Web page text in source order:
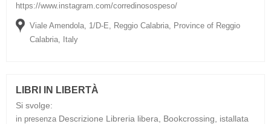
https://www.instagram.com/corredinosospeso/
Viale Amendola, 1/D-E, Reggio Calabria, Province of Reggio
Calabria, Italy
LIBRI IN LIBERTÀ
Si svolge:
in presenza Descrizione Libreria libera, Bookcrossing, istallata